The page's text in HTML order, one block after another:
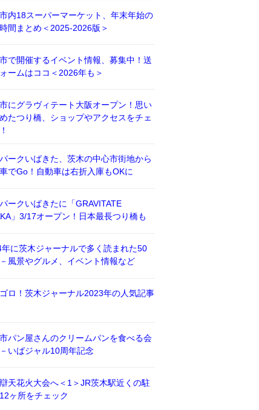
内18スーパーマーケット、年末年始の
間まとめ＜2025-2026版＞
で開催するイベント情報、募集中！送
ームはココ＜2026年も＞
にグラヴィテート大阪オープン！思い
たつり橋、ショップやアクセスをチェ
ークいばきた、茨木の中心市街地から
でGo！自動車は右折入庫もOKに
ークいばきたに「GRAVITATE
」3/17オープン！日本最長つり橋も
年に茨木ジャーナルで多く読まれた50
風景やグルメ、イベント情報など
ロ！茨木ジャーナル2023年の人気記事
パン屋さんのクリームパンを食べる会
いばジャル10周年記念
天花火大会へ＜1＞JR茨木駅近くの駐
ヶ所をチェック